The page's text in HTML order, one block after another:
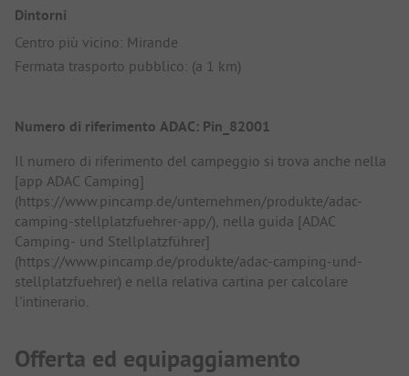
Dintorni
Centro più vicino: Mirande
Fermata trasporto pubblico: (a 1 km)
Numero di riferimento ADAC: Pin_82001
Il numero di riferimento del campeggio si trova anche nella
[app ADAC Camping]
(https://www.pincamp.de/unternehmen/produkte/adac-
camping-stellplatzfuehrer-app/), nella guida [ADAC
Camping- und Stellplatzführer]
(https://www.pincamp.de/produkte/adac-camping-und-
stellplatzfuehrer) e nella relativa cartina per calcolare
l'intinerario.
Offerta ed equipaggiamento